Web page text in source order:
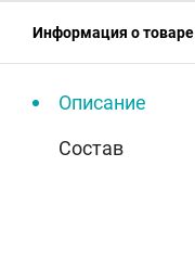
Информация о товаре
Описание
Состав